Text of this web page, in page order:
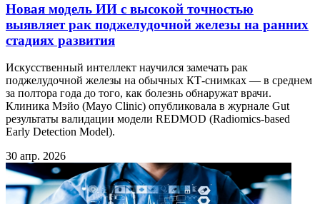
Новая модель ИИ с высокой точностью
выявляет рак поджелудочной железы на ранних
стадиях развития
Искусственный интеллект научился замечать рак
поджелудочной железы на обычных КТ-снимках — в среднем
за полтора года до того, как болезнь обнаружат врачи.
Клиника Мэйо (Mayo Clinic) опубликовала в журнале Gut
результаты валидации модели REDMOD (Radiomics-based
Early Detection Model).
30 апр. 2026